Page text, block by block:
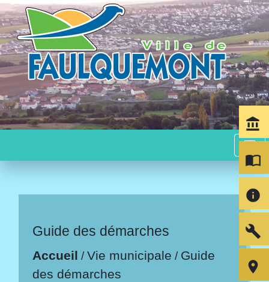
menu
Guide des démarches
Accueil /Vie municipale / Guide
des démarches
account_balance
import_contacts
info
build
room